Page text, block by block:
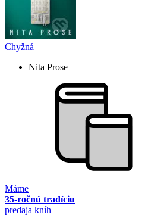
Chyžná
Nita Prose
Máme
35-ročnú tradíciu
predaja kníh